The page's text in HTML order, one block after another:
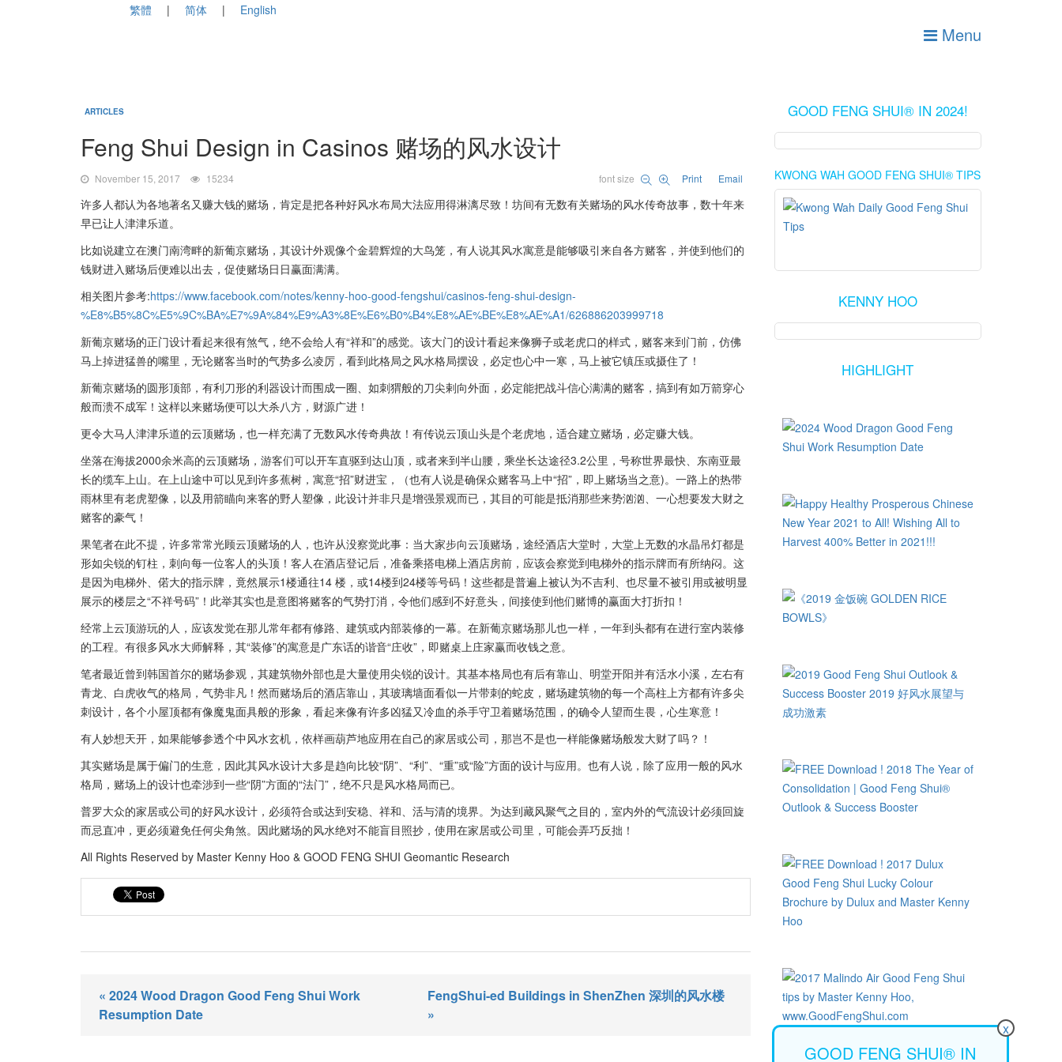
繁體 简体 English
Menu
ARTICLES
Feng Shui Design in Casinos 赌场的风水设计
November 15, 2017 15234 font size Print Email
许多人都认为各地著名又赚大钱的赌场，肯定是把各种好风水布局大法应用得淋漓尽致！坊间有无数有关赌场的风水传奇故事，数十年来
早已让人津津乐道。
比如说建立在澳门南湾畔的新葡京赌场，其设计外观像个金碧辉煌的大鸟笼，有人说其风水寓意是能够吸引来自各方赌客，并使到他们的
钱财进入赌场后便难以出去，促使赌场日日赢面满满。
相关图片参考:https://www.facebook.com/notes/kenny-hoo-good-fengshui/casinos-feng-shui-design-
%E8%B5%8C%E5%9C%BA%E7%9A%84%E9%A3%8E%E6%B0%B4%E8%AE%BE%E8%AE%A1/626886203999718
新葡京赌场的正门设计看起来很有煞气，绝不会给人有“祥和”的感觉。该大门的设计看起来像狮子或老虎口的样式，赌客来到门前，仿佛
马上掉进猛兽的嘴里，无论赌客当时的气势多么凌厉，看到此格局之风水格局摆设，必定也心中一寒，马上被它镇压或摄住了！
新葡京赌场的圆形顶部，有利刀形的利器设计而围成一圈、如刺猬般的刀尖剌向外面，必定能把战斗信心满满的赌客，搞到有如万箭穿心
般而溃不成军！这样以来赌场便可以大杀八方，财源广进！
更令大马人津津乐道的云顶赌场，也一样充满了无数风水传奇典故！有传说云顶山头是个老虎地，适合建立赌场，必定赚大钱。
坐落在海拔2000余米高的云顶赌场，游客们可以开车直驱到达山顶，或者来到半山腰，乘坐长达途径3.2公里，号称世界最快、东南亚最
长的缆车上山。在上山途中可以见到许多蕉树，寓意“招”财进宝，（也有人说是确保众赌客马上中“招”，即上赌场当之意)。一路上的热带
雨林里有老虎塑像，以及用箭瞄向来客的野人塑像，此设计并非只是增强景观而已，其目的可能是抵消那些来势汹汹、一心想要发大财之
赌客的豪气！
果笔者在此不提，许多常常光顾云顶赌场的人，也许从没察觉此事：当大家步向云顶赌场，途经酒店大堂时，大堂上无数的水晶吊灯都是
形如尖锐的钉柱，刺向每一位客人的头顶！客人在酒店登记后，准备乘搭电梯上酒店房前，应该会察觉到电梯外的指示牌而有所纳闷。这
是因为电梯外、偌大的指示牌，竟然展示1楼通往14 楼，或14楼到24楼等号码！这些都是普遍上被认为不吉利、也尽量不被引用或被明显
展示的楼层之“不祥号码”！此举其实也是意图将赌客的气势打消，令他们感到不好意头，间接使到他们赌博的赢面大打折扣！
经常上云顶游玩的人，应该发觉在那儿常年都有修路、建筑或内部装修的一幕。在新葡京赌场那儿也一样，一年到头都有在进行室内装修
的工程。有很多风水大师解释，其“装修”的寓意是广东话的谐音“庄收”，即赌桌上庄家赢而收钱之意。
笔者最近曾到韩国首尔的赌场参观，其建筑物外部也是大量使用尖锐的设计。其基本格局也有后有靠山、明堂开阳并有活水小溪，左右有
青龙、白虎收气的格局，气势非凡！然而赌场后的酒店靠山，其玻璃墙面看似一片带刺的蛇皮，赌场建筑物的每一个高柱上方都有许多尖
刺设计，各个小屋顶都有像魔鬼面具般的形象，看起来像有许多凶猛又冷血的杀手守卫着赌场范围，的确令人望而生畏，心生寒意！
有人妙想天开，如果能够参透个中风水玄机，依样画葫芦地应用在自己的家居或公司，那岂不是也一样能像赌场般发大财了吗？！
其实赌场是属于偏门的生意，因此其风水设计大多是趋向比较“阴”、“利”、“重”或“险”方面的设计与应用。也有人说，除了应用一般的风水
格局，赌场上的设计也牵涉到一些“阴”方面的“法门”，绝不只是风水格局而已。
普罗大众的家居或公司的好风水设计，必须符合或达到安稳、祥和、活与清的境界。为达到藏风聚气之目的，室内外的气流设计必须回旋
而忌直冲，更必须避免任何尖角煞。因此赌场的风水绝对不能盲目照抄，使用在家居或公司里，可能会弄巧反拙！
All Rights Reserved by Master Kenny Hoo & GOOD FENG SHUI Geomantic Research
« 2024 Wood Dragon Good Feng Shui Work
Resumption Date
FengShui-ed Buildings in ShenZhen 深圳的风水楼
»
GOOD FENG SHUI® IN 2024!
KWONG WAH GOOD FENG SHUI® TIPS
KENNY HOO
HIGHLIGHT
x
GOOD FENG SHUI® IN